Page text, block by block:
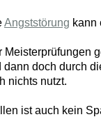
Angststörung kann
doch durch
nichts nutzt.
ist auch kein